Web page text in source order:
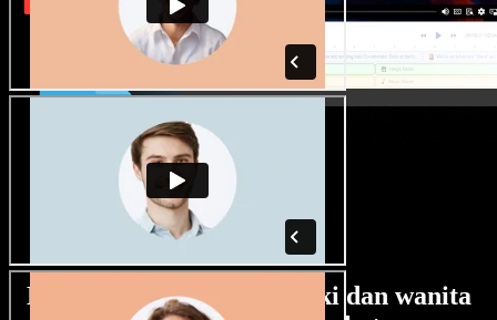
Banyak pilihan suara lelaki dan wanita